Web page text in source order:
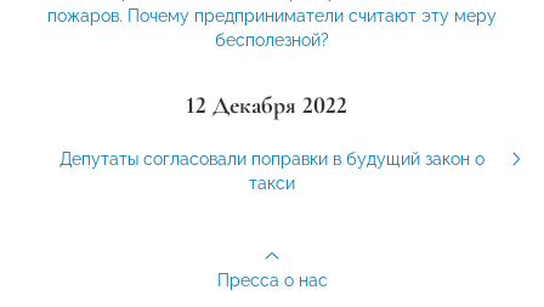
пожаров. Почему предприниматели считают эту меру
бесполезной?
12 Декабря 2022
Депутаты согласовали поправки в будущий закон о
такси
Пресса о нас